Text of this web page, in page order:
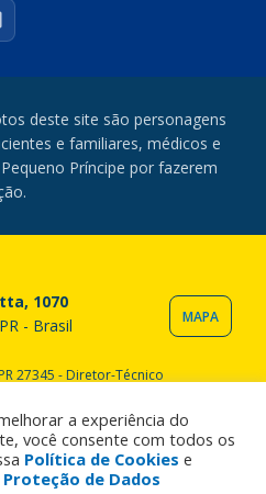
deste site são personagens
e familiares, médicos e
Príncipe por fazerem
1070
- Brasil
MAPA
27345 - Diretor-Técnico
a experiência do
você consente com todos os
Política de Cookies e
de Dados